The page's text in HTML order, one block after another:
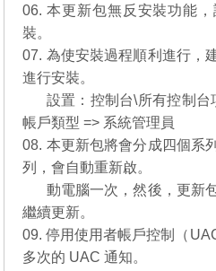
06. 本更新包無反安裝功能
裝。
07. 為使安裝過程順利進行，
進行安裝。
設置：控制台\所有控制
帳戶類型 => 系統管理員
08. 本更新包將會分成四個系
列，會自動重新啟。
動電腦一次，然後，更新
繼續更新。
09. 停用使用者帳戶控制（
多次的 UAC 通知。